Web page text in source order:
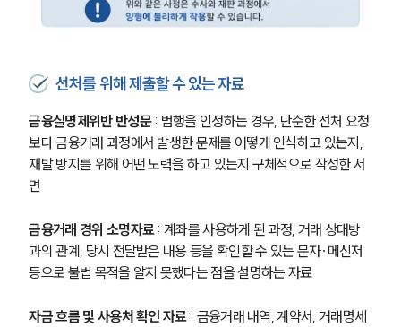
선처를 위해 제출할 수 있는 자료
금융실명제위반 반성문 : 범행을 인정하는 경우, 단순한 선처 요청
보다 금융거래 과정에서 발생한 문제를 어떻게 인식하고 있는지,
재발 방지를 위해 어떤 노력을 하고 있는지 구체적으로 작성한 서
면
금융거래 경위 소명자료 : 계좌를 사용하게 된 과정, 거래 상대방
과의 관계, 당시 전달받은 내용 등을 확인할 수 있는 문자·메신저
등으로 불법 목적을 알지 못했다는 점을 설명하는 자료
자금 흐름 및 사용처 확인 자료 : 금융거래 내역, 계약서, 거래명세